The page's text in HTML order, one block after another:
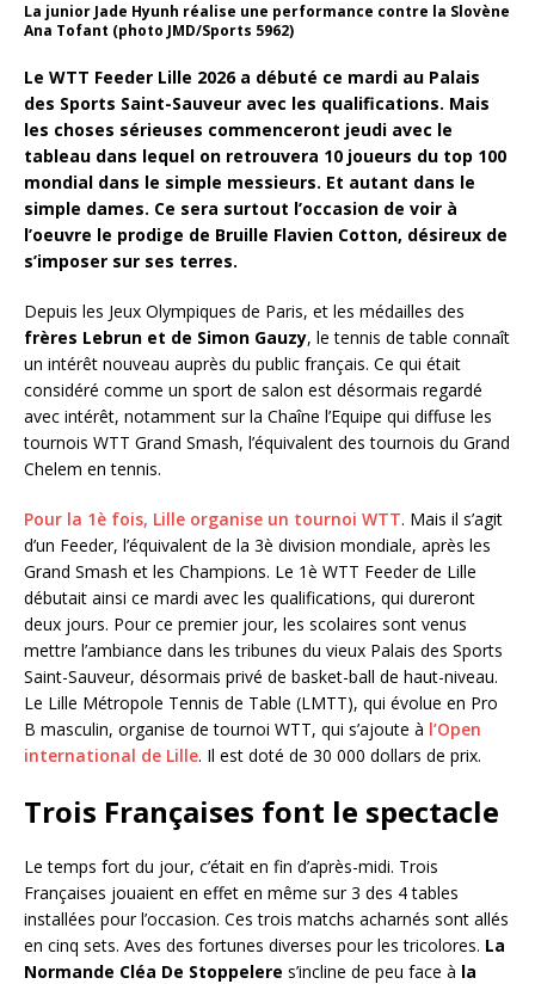
La junior Jade Hyunh réalise une performance contre la Slovène
Ana Tofant (photo JMD/Sports 5962)
Le WTT Feeder Lille 2026 a débuté ce mardi au Palais
des Sports Saint-Sauveur avec les qualifications. Mais
les choses sérieuses commenceront jeudi avec le
tableau dans lequel on retrouvera 10 joueurs du top 100
mondial dans le simple messieurs. Et autant dans le
simple dames. Ce sera surtout l’occasion de voir à
l’oeuvre le prodige de Bruille Flavien Cotton, désireux de
s’imposer sur ses terres.
Depuis les Jeux Olympiques de Paris, et les médailles des
frères Lebrun et de Simon Gauzy, le tennis de table connaît
un intérêt nouveau auprès du public français. Ce qui était
considéré comme un sport de salon est désormais regardé
avec intérêt, notamment sur la Chaîne l’Equipe qui diffuse les
tournois WTT Grand Smash, l’équivalent des tournois du Grand
Chelem en tennis.
Pour la 1è fois, Lille organise un tournoi WTT. Mais il s’agit
d’un Feeder, l’équivalent de la 3è division mondiale, après les
Grand Smash et les Champions. Le 1è WTT Feeder de Lille
débutait ainsi ce mardi avec les qualifications, qui dureront
deux jours. Pour ce premier jour, les scolaires sont venus
mettre l’ambiance dans les tribunes du vieux Palais des Sports
Saint-Sauveur, désormais privé de basket-ball de haut-niveau.
Le Lille Métropole Tennis de Table (LMTT), qui évolue en Pro
B masculin, organise de tournoi WTT, qui s’ajoute à l’Open
international de Lille. Il est doté de 30 000 dollars de prix.
Trois Françaises font le spectacle
Le temps fort du jour, c’était en fin d’après-midi. Trois
Françaises jouaient en effet en même sur 3 des 4 tables
installées pour l’occasion. Ces trois matchs acharnés sont allés
en cinq sets. Aves des fortunes diverses pour les tricolores. La
Normande Cléa De Stoppelere s’incline de peu face à la